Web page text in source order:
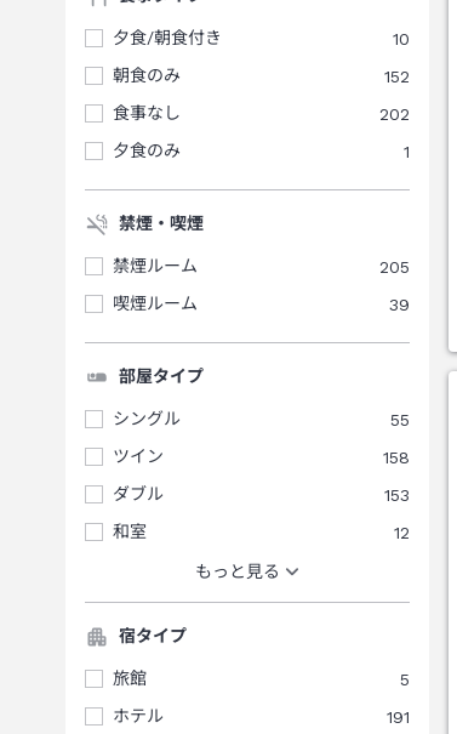
夕食/朝食付き
10
朝食のみ
152
食事なし
202
夕食のみ
1
禁煙・喫煙
禁煙ルーム
205
喫煙ルーム
39
部屋タイプ
シングル
55
ツイン
158
ダブル
153
和室
12
もっと見る
宿タイプ
旅館
5
ホテル
191